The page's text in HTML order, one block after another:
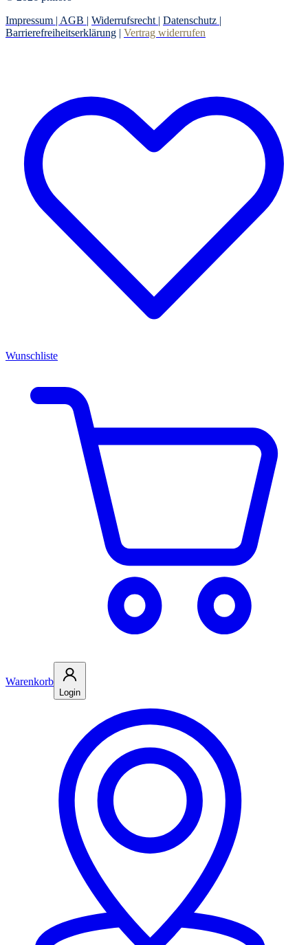
Impressum | AGB | Widerrufsrecht | Datenschutz |
Barrierefreiheitserklärung | Vertrag widerrufen
Wunschliste
Warenkorb
Login